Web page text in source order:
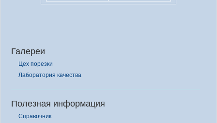
Галереи
Цех порезки
Лаборатория качества
Полезная информация
Справочник